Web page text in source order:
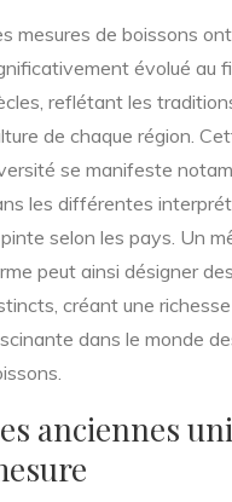
mesures de boissons ont
évolué au
reflétant les
de chaque région.
se manifeste
les différentes
selon les pays. Un
peut ainsi désigner
créant une
dans le monde
anciennes